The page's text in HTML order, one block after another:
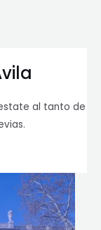
al tanto de